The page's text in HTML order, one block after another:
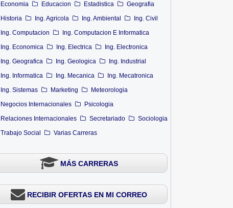
Economia
Educacion Estadistica
Geografia
Historia
Ing. Agricola Ing. Ambiental
Ing. Civil
Ing. Computacion
Ing. Computacion E Informatica
Ing. Economica
Ing. Electrica
Ing. Electronica
Ing. Geografica
Ing. Geologica
Ing. Industrial
Ing. Informatica
Ing. Mecanica
Ing. Mecatronica
Ing. Sistemas
Marketing
Meteorologia
Negocios Internacionales
Psicologia
Relaciones Internacionales
Secretariado
Sociologia
Trabajo Social
Varias Carreras
MÁS CARRERAS
RECIBIR OFERTAS EN MI CORREO